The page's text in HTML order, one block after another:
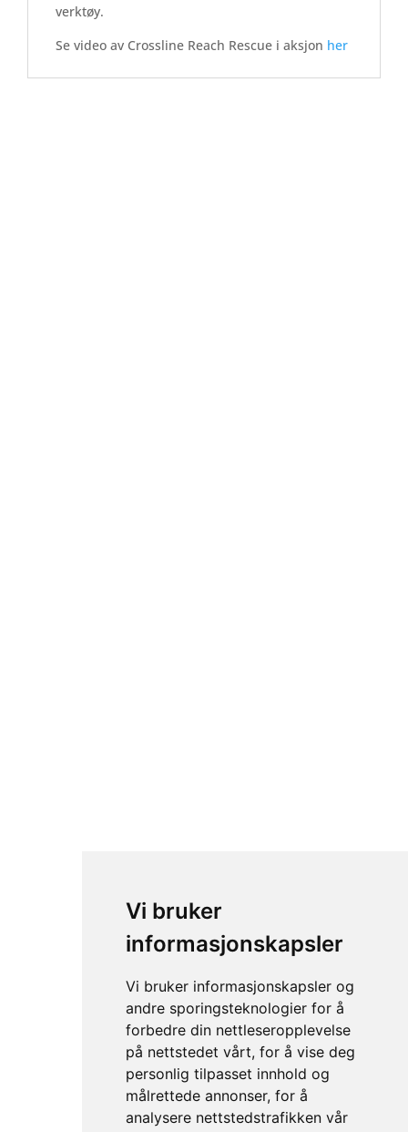
Vi bruker
informasjonskapsler
Vi bruker informasjonskapsler og
andre sporingsteknologier for å
forbedre din nettleseropplevelse
på nettstedet vårt, for å vise deg
personlig tilpasset innhold og
målrettede annonser, for å
analysere nettstedstrafikken vår
verktøy.
Se video av Crossline Reach Rescue i aksjon her
Redningsstige